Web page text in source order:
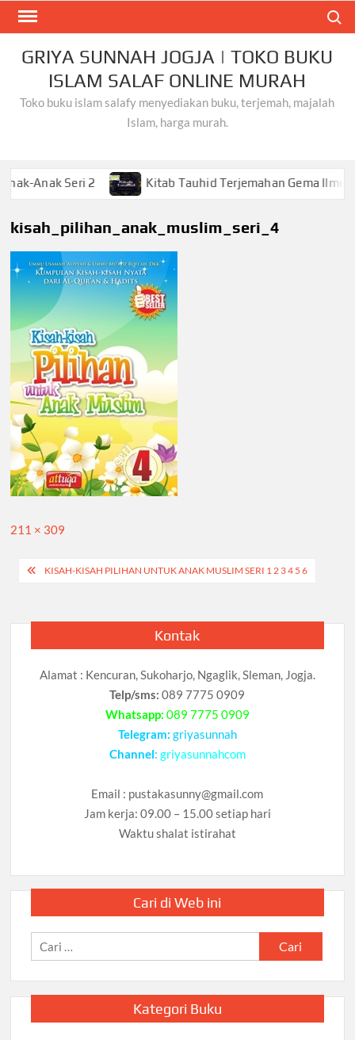
Skip
contentGRIYA SUNNAH JOGJA | TOKO BUKU
ISLAM SALAF ONLINE MURAH
Toko buku islam salafy menyediakan buku, terjemah, majalah
Islam, harga murah.
Seri 2 Kitab Tauhid Terjemahan Gema Ilmu
kisah_pilihan_anak_muslim_seri_4
Full
211 × 309
Navigasi
KISAH-KISAH PILIHAN UNTUK ANAK MUSLIM SERI 1 2 3 4 5 6
Kontak
Alamat : Kencuran, Sukoharjo, Ngaglik, Sleman, Jogja.
Telp/sms: 089 7775 0909
Whatsapp: 089 7775 0909
Telegram: griyasunnah
Channel: griyasunnahcom
Email : pustakasunny@gmail.com
Jam kerja: 09.00 – 15.00 setiap hari
Waktu shalat istirahat
Cari di Web ini
Cari
untuk:
Kategori Buku